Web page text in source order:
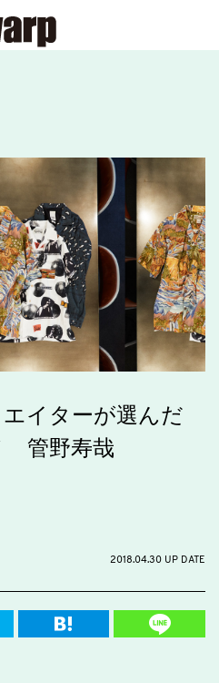
イターが選んだ
管野寿哉
2018.04.30 UP DATE